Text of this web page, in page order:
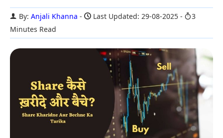
By: Anjali Khanna Last Updated: 29-08-2025
3
Minutes Read